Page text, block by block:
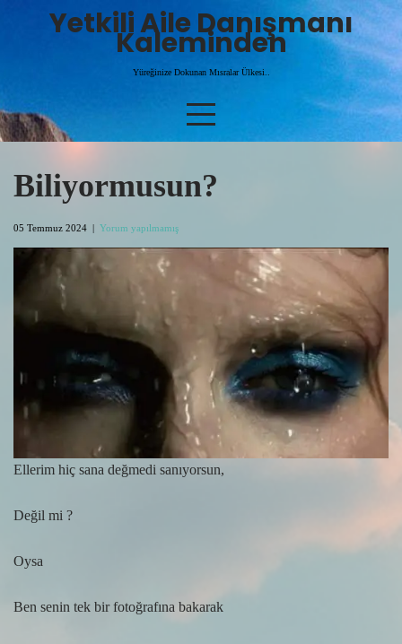
Yetkili Aile Danışmanı
Kaleminden
Yüreğinize Dokunan Mısralar Ülkesi..
Biliyormusun?
05 Temmuz 2024 | Yorum yapılmamış
Ellerim hiç sana değmedi sanıyorsun,
Değil mi ?
Oysa
Ben senin tek bir fotoğrafına bakarak